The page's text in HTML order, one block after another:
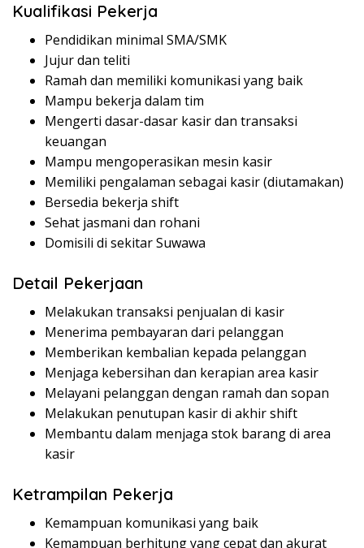
Kualifikasi Pekerja
Pendidikan minimal SMA/SMK
Jujur dan teliti
Ramah dan memiliki komunikasi yang baik
Mampu bekerja dalam tim
Mengerti dasar-dasar kasir dan transaksi
keuangan
Mampu mengoperasikan mesin kasir
Memiliki pengalaman sebagai kasir (diutamakan)
Bersedia bekerja shift
Sehat jasmani dan rohani
Domisili di sekitar Suwawa
Detail Pekerjaan
Melakukan transaksi penjualan di kasir
Menerima pembayaran dari pelanggan
Memberikan kembalian kepada pelanggan
Menjaga kebersihan dan kerapian area kasir
Melayani pelanggan dengan ramah dan sopan
Melakukan penutupan kasir di akhir shift
Membantu dalam menjaga stok barang di area
kasir
Ketrampilan Pekerja
Kemampuan komunikasi yang baik
Kemampuan berhitung yang cepat dan akurat